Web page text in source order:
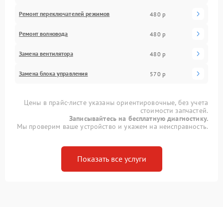
Ремонт переключателей режимов 480 р
Ремонт волновода 480 р
Замена вентилятора 480 р
Замена блока управления 570 р
Цены в прайс-листе указаны ориентировочные, без учета
стоимости запчастей.
Записывайтесь на бесплатную диагностику.
Мы проверим ваше устройство и укажем на неисправность.
Показать все услуги